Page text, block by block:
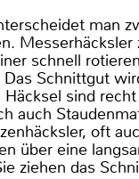
man
Messerhäcksler
schnell
Schnittgut
Häcksel sind
auch
oft
über eine
ziehen das